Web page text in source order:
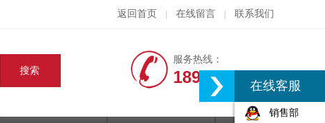
返回首页 在线留言 联系我们
服务热线：
18917074297在线客服
销售部